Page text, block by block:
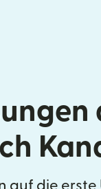
auf die